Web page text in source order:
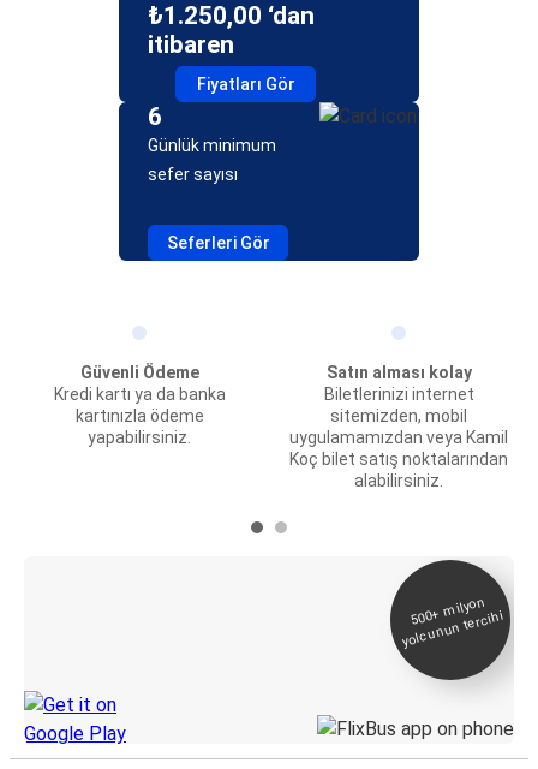
₺1.250,00 ‘dan
itibaren
Fiyatları Gör
6
Günlük minimum
sefer sayısı
Seferleri Gör
Güvenli Ödeme
Kredi kartı ya da banka
kartınızla ödeme
yapabilirsiniz.
Satın alması kolay
Biletlerinizi internet
sitemizden, mobil
uygulamamızdan veya Kamil
Koç bilet satış noktalarından
alabilirsiniz.
500+
milyon
yolcunun tercihi